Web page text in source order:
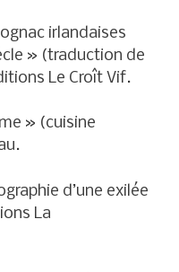
irlandaises
» (traduction de
Le Croît Vif.
» (cuisine
d’une exilée
La